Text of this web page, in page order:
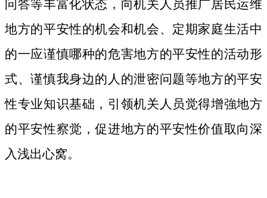
问答等丰富化状态，向机关人员推广居民运维
地方的平安性的机会和机会、定期家庭生活中
的一应谨慎哪种的危害地方的平安性的活动形
式、谨慎我身边的人的泄密问题等地方的平安
性专业知识基础，引领机关人员觉得增強地方
的平安性察觉，促进地方的平安性价值取向深
入浅出心窝。